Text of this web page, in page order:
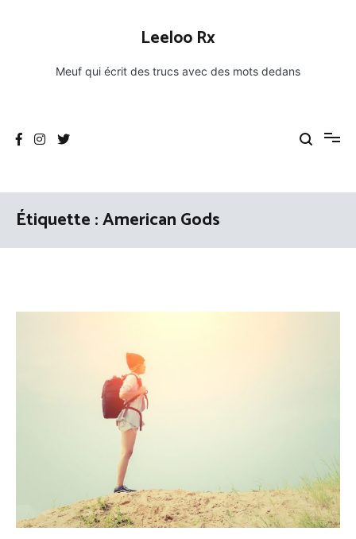
Leeloo Rx
Meuf qui écrit des trucs avec des mots dedans
Étiquette :American Gods